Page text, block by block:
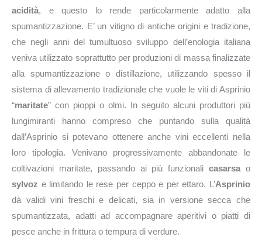
acidità, e questo lo rende particolarmente adatto alla
spumantizzazione. E’ un vitigno di antiche origini e tradizione,
che negli anni del tumultuoso sviluppo dell’enologia italiana
veniva utilizzato soprattutto per produzioni di massa finalizzate
alla spumantizzazione o distillazione, utilizzando spesso il
sistema di allevamento tradizionale che vuole le viti di Asprinio
“maritate” con pioppi o olmi. In seguito alcuni produttori più
lungimiranti hanno compreso che puntando sulla qualità
dall’Asprinio si potevano ottenere anche vini eccellenti nella
loro tipologia. Venivano progressivamente abbandonate le
coltivazioni maritate, passando ai più funzionalicasarsa o
sylvoz e limitando le rese per ceppo e per ettaro. L’Asprinio
dà validi vini freschi e delicati, sia in versione secca che
spumantizzata, adatti ad accompagnare aperitivi o piatti di
pesce anche in frittura o tempura di verdure.